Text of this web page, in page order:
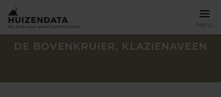
Menu
DE BOVENKRUIER, KLAZIENAVEEN